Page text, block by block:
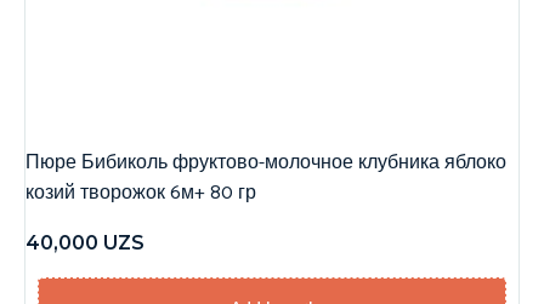
Пюре Бибиколь фруктово-молочное клубника яблоко
козий творожок 6м+ 80 гр
40,000 UZS